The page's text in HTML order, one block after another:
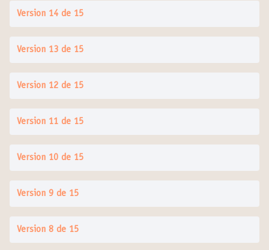
Version 14 de 15
Version 13 de 15
Version 12 de 15
Version 11 de 15
Version 10 de 15
Version 9 de 15
Version 8 de 15